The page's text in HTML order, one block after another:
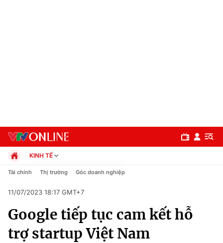
Chuyên mục
Chính trị
KINH TẾ
Chính trị
Pháp luật
Kinh tế
Thể thao
Truyền hình
Tài chính Thị trường Góc doanh nghiệp
11/07/2023 18:17 GMT+7
Google tiếp tục cam kết hỗ
trợ startup Việt Nam